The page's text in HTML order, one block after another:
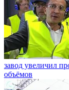
завод увеличил
объёмов